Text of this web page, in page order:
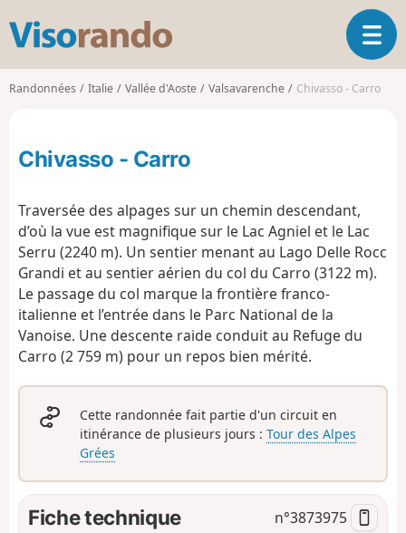
s
o
d
O
u
i
g
Randonnées Italie Vallée d'Aoste Valsavarenche Chivasso - Carro
Chivasso - Carro
Traversée des alpages sur un chemin descendant,
d’où la vue est magnifique sur le Lac Agniel et le Lac
Serru (2240 m). Un sentier menant au Lago Delle Rocc
Grandi et au sentier aérien du col du Carro (3122 m).
Le passage du col marque la frontière franco-
italienne et l’entrée dans le Parc National de la
Vanoise. Une descente raide conduit au Refuge du
Carro (2 759 m) pour un repos bien mérité.
Cette randonnée fait partie d'un circuit en
itinérance de plusieurs jours :Tour des Alpes
Grées
Fiche technique n°3873975